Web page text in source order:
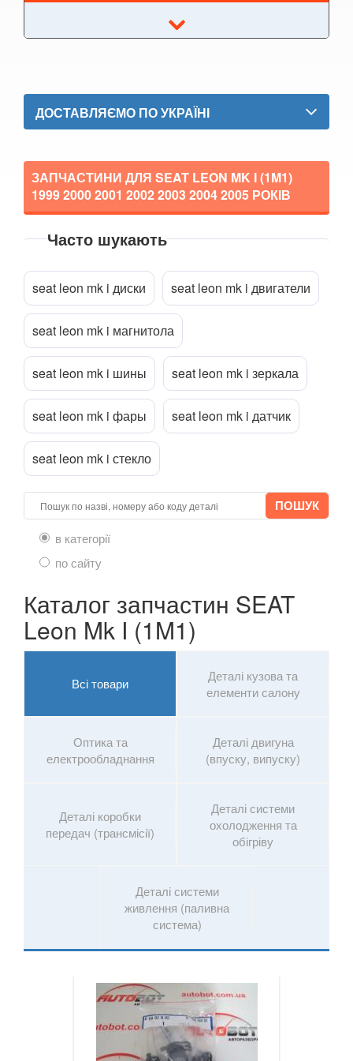
Altea Freetrack
Arona
Exeo (3R2)
Ibiza Mk III (6L)
Ibiza Mk IV (6J5)
Ibiza ST Mk IV (6J8)
Ibiza ST FR Mk IV (6J8)
Ibiza SC Mk IV (6J1)
Ibiza Mk V
Leon Mk I (1M1)
Leon Cupra Mk I
Leon Mk II (1P1)
Leon Mk II FR (1P1)
Leon Cupra Mk II
Leon ST Mk III (5F8)
Leon Cupra Mk III
Leon Mk III SC (5F5)
Leon X-Perience
Mii (KF1)
Toledo Mk IV (KG3)
SUZUKI keyboard_arrow_down
VOLKSWAGEN
attach_fileПрикріпити файл
ДОСТАВЛЯЄМО ПО УКРАЇНІ
ЗАПЧАСТИНИ ДЛЯ SEAT LEON MK I (1M1)
1999 2000 2001 2002 2003 2004 2005 РОКІВ
Часто шукають
seat leon mk i диски seat leon mk i двигатели
seat leon mk i магнитола
seat leon mk i шины seat leon mk i зеркала
seat leon mk i фары seat leon mk i датчик
seat leon mk i стекло
в категорії
по сайту
Каталог запчастин SEAT
Leon Mk I (1M1)
Всі товари
Деталі кузова та
елементи салону
Оптика та
електрообладнання
Деталі двигуна
(впуску, випуску)
Деталі коробки
передач (трансмісії)
Деталі системи
охолодження та
обігріву
Деталі системи
живлення (паливна
система)